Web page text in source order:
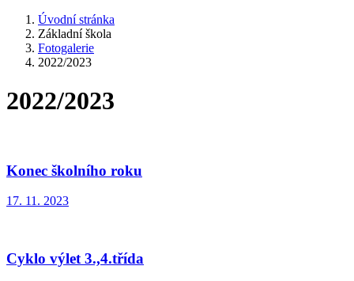
Úvodní stránka
Základní škola
Fotogalerie
2022/2023
2022/2023
Konec školního roku
17. 11. 2023
Cyklo výlet 3.,4.třída